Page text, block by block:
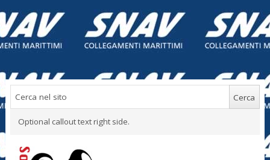
Optional callout text right side.